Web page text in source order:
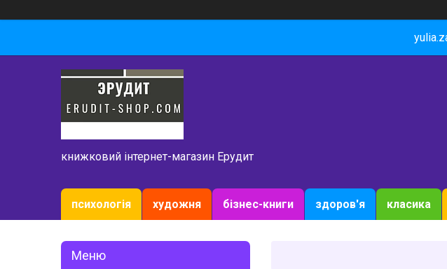
книжковий інтернет-магазин Ерудит
психологія художня бізнес-книги здоров'я класика